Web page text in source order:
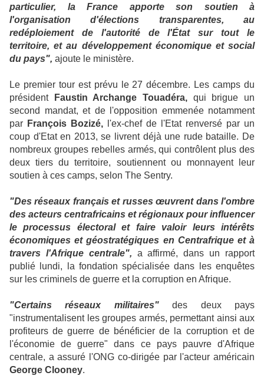
particulier, la France apporte son soutien à
l'organisation d'élections transparentes, au
redéploiement de l'autorité de l'État sur tout le
territoire, et au développement économique et social
du pays", ajoute le ministère.
Le premier tour est prévu le 27 décembre. Les camps du
président
Faustin Archange Touadéra, qui brigue un
second mandat, et de l'opposition emmenée notamment
par François Bozizé, l'ex-chef de l'Etat renversé par un
coup d'Etat en 2013, se livrent déjà une rude bataille. De
nombreux groupes rebelles armés, qui contrôlent plus des
deux tiers du territoire, soutiennent ou monnayent leur
soutien à ces camps, selon The Sentry.
"Des réseaux français et russes œuvrent dans l'ombre
des acteurs centrafricains et régionaux pour influencer
le processus électoral et faire valoir leurs intérêts
économiques et géostratégiques en Centrafrique et à
travers l'Afrique centrale", a affirmé, dans un rapport
publié lundi, la fondation spécialisée dans les enquêtes
sur les criminels de guerre et la corruption en Afrique.
"Certains réseaux militaires"des deux pays
"instrumentalisent les groupes armés, permettant ainsi aux
profiteurs de guerre de bénéficier de la corruption et de
l'économie de guerre" dans ce pays pauvre d'Afrique
centrale, a assuré l'ONG co-dirigée par l'acteur américain
George Clooney.